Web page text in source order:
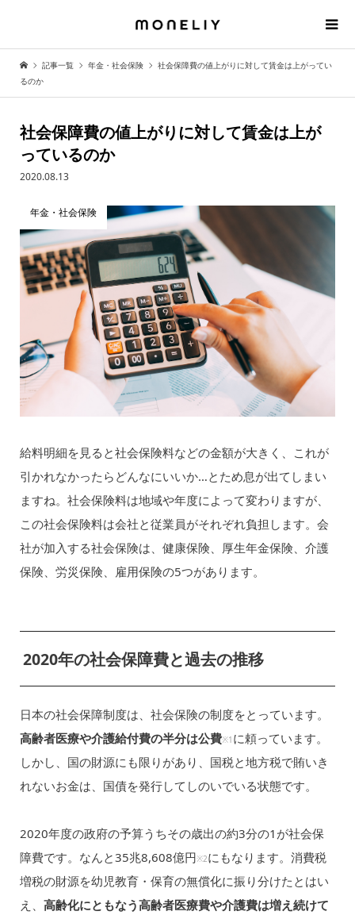
記事一覧 年金・社会保険
社会保障費の値上がりに対して賃金は上がってい
るのか
社会保障費の値上がりに対して賃金は上が
っているのか
2020.08.13
年金・社会保険
給料明細を見ると社会保険料などの金額が大きく、これが
引かれなかったらどんなにいいか…とため息が出てしまい
ますね。社会保険料は地域や年度によって変わりますが、
この社会保険料は会社と従業員がそれぞれ負担します。会
社が加入する社会保険は、健康保険、厚生年金保険、介護
保険、労災保険、雇用保険の5つがあります。
2020年の社会保障費と過去の推移
日本の社会保障制度は、社会保険の制度をとっています。
高齢者医療や介護給付費の半分は公費※1 に頼っています。
しかし、国の財源にも限りがあり、国税と地方税で賄いき
れないお金は、国債を発行してしのいでいる状態です。
2020年度の政府の予算うちその歳出の約3分の1が社会保
障費です。なんと35兆8,608億円※2にもなります。消費税
増税の財源を幼児教育・保育の無償化に振り分けたとはい
え、 高齢化にともなう高齢者医療費や介護費は増え続けて